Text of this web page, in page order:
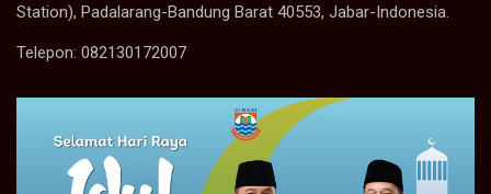
Station), Padalarang-Bandung Barat 40553, Jabar-Indonesia.
Telepon: 082130172007